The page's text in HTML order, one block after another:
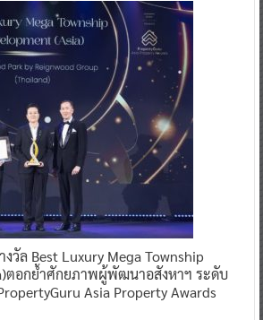
งวัล Best Luxury Mega Township
ตอกย้ำศักยภาพผู้พัฒนาอสังหาฯ ระดับ
Asia Property Awards